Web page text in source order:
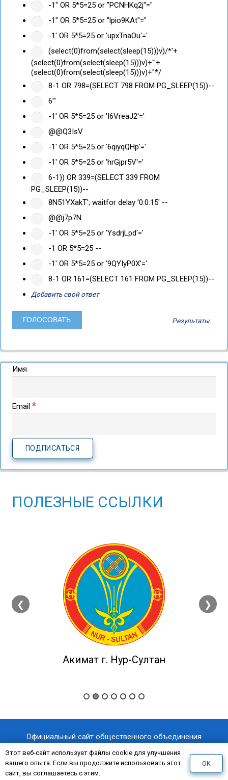
-1" OR 5*5=25 or "PCNHKq2j"="
-1" OR 5*5=25 or "lpio9KAt"="
-1' OR 5*5=25 or 'upxTnaOu'='
(select(0)from(select(sleep(15)))v)/*'+
(select(0)from(select(sleep(15)))v)+'"+
(select(0)from(select(sleep(15)))v)+"*/
8-1 OR 798=(SELECT 798 FROM PG_SLEEP(15))--
6'"
-1' OR 5*5=25 or 'I6VreaJ2'='
@@Q3IsV
-1' OR 5*5=25 or '6qiyqQHp'='
-1' OR 5*5=25 or 'hrGjpr5V'='
6-1)) OR 339=(SELECT 339 FROM
PG_SLEEP(15))--
8N51YXakT'; waitfor delay '0:0:15' --
@@j7p7N
-1' OR 5*5=25 or 'YsdrjLpd'='
-1 OR 5*5=25 --
-1' OR 5*5=25 or '9QYIyP0X'='
8-1 OR 161=(SELECT 161 FROM PG_SLEEP(15))--
Добавить свой ответ
Результаты
Имя
Email *
ПОЛЕЗНЫЕ ССЫЛКИ
❮
Акимат г. Нур-Султан
❯
Официальный сайт общественного объединения
«Казахстанский отраслевой профессиональный союз
работников здравоохранения«AQNİET
Этот веб-сайт использует файлы cookie для улучшения
вашего опыта. Если вы продолжите использовать этот
сайт, вы соглашаетесь с этим.
OK